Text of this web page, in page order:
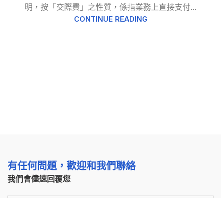
明，按「交際費」之性質，係指業務上直接支付...
CONTINUE READING
有任何問題，歡迎和我們聯絡
我們會儘速回覆您